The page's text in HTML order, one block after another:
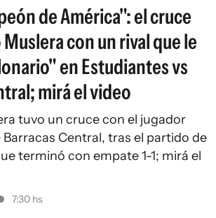
de América": el cruce
con un rival que le
en Estudiantes vs
mirá el video
tuvo un cruce con el jugador
Central, tras el partido de
terminó con empate 1-1; mirá el
7:30 hs